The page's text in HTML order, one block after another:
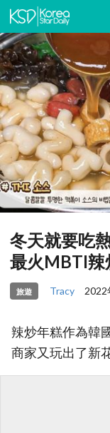
冬天就要吃
最火MBTI辣
旅遊 Tracy 2022
辣炒年糕作為韓
商家又玩出了新